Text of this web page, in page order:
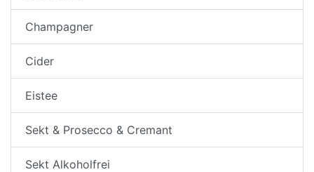
Champagner
Cider
Eistee
Sekt & Prosecco & Cremant
Sekt Alkoholfrei